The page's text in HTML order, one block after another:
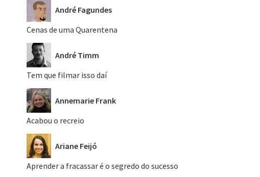
André Fagundes
Cenas de uma Quarentena
André Timm
Tem que filmar isso daí
Annemarie Frank
Acabou o recreio
Ariane Feijó
Aprender a fracassar é o segredo do sucesso